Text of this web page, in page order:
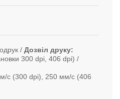
Дозвіл друку
300 dpi, 406 dpi)
с (300 dpi), 250 мм/с (406